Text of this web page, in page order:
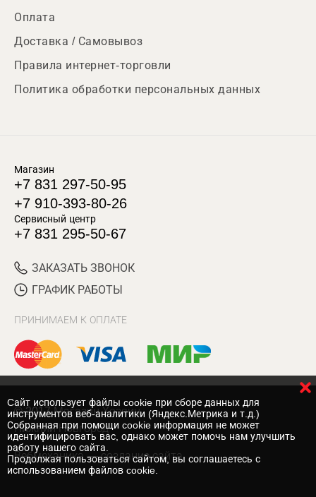
Оплата
Доставка / Самовывоз
Правила интернет-торговли
Политика обработки персональных данных
Магазин
+7 831 297-50-95
+7 910-393-80-26
Сервисный центр
+7 831 295-50-67
ЗАКАЗАТЬ ЗВОНОК
ГРАФИК РАБОТЫ
ПРИНИМАЕМ К ОПЛАТЕ
© 2017 Магазин Хозяин
Нижний Новгород
Вебмеханика — создание сайта
Cайт использует файлы cookie при сборе данных для
инструментов веб-аналитики (Яндекс.Метрика и т.д.)
Собранная при помощи cookie информация не может
идентифицировать вас, однако может помочь нам улучшить
работу нашего сайта.
Продолжая пользоваться сайтом, вы соглашаетесь с
использованием файлов cookie.